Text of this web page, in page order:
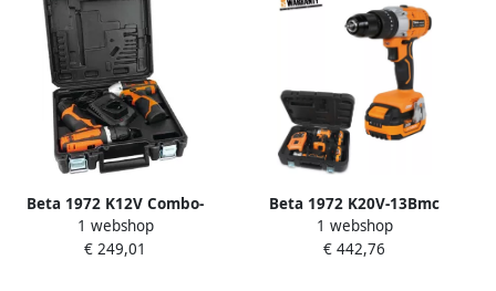
Beta 1972 K12V Combo-
Boormachine +
Slagschroevendraaier
1 webshop
€ 249,01
Beta 1972 K20V-13Bmc
Klopboormachine (Set)
019720020
1 webshop
€ 442,76